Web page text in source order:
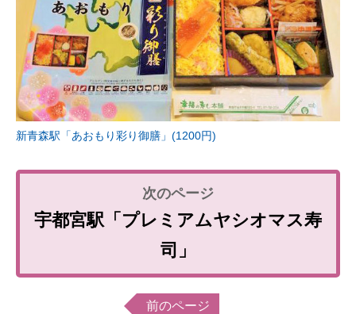
好きが集まる 比べて選べる
ビジネスと働き方のヒント
AI活用のいまが分かる
企業ITのトレンドを詳説
マーケ×ITの今がよく分かる
ITエンジニア向け専門サイト
企業向けIT製品の総合サイト
新青森駅「あおもり彩り御膳」(1200円)
宇都宮駅「プレミアムヤシオマス寿
司」
前のページ